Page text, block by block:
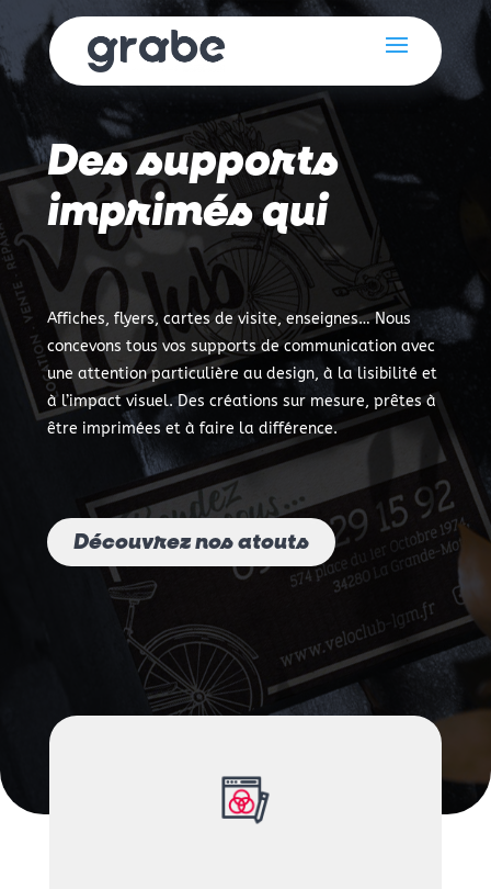
Des supports
imprimés qui
mar q uentles es it
Affiches, flyers, cartes de visite, enseignes… Nous
concevons tous vos supports de communication avec
une attention particulière au design, à la lisibilité et
à l’impact visuel. Des créations sur mesure, prêtes à
être imprimées et à faire la différence.
Découvrez nos atouts